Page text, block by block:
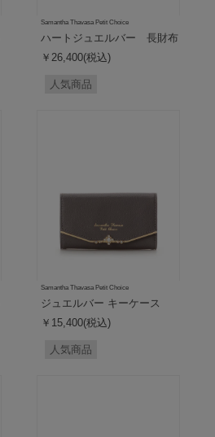
Samantha Thavasa Petit Choice
ハートジュエルバー 長財布
￥26,400(税込)
人気商品
Samantha Thavasa Petit Choice
ジュエルバー キーケース
￥15,400(税込)
人気商品